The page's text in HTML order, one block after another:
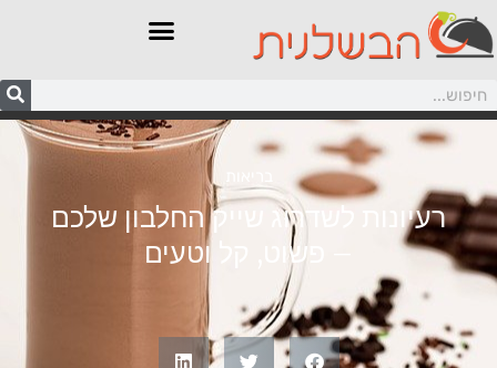
רעיונות לשדרוג שייק החלבון שלכם
– פשוט, קל וטעים